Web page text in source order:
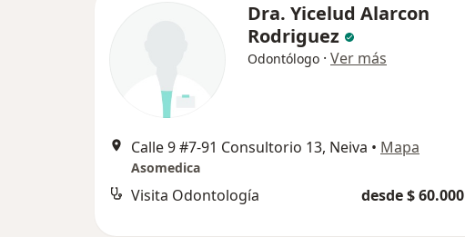
Dra. Yicelud Alarcon
Rodriguez
Odontólogo · Ver más
Calle 9 #7-91 Consultorio 13, Neiva • Mapa
Asomedica
Visita Odontología desde $ 60.000